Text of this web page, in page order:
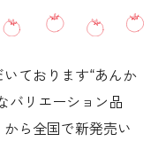
ております“あんか
バリエーション品
ら全国で新発売い